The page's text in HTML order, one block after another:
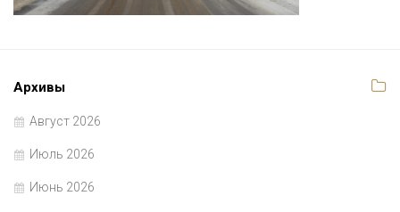
Архивы
Август 2026
Июль 2026
Июнь 2026